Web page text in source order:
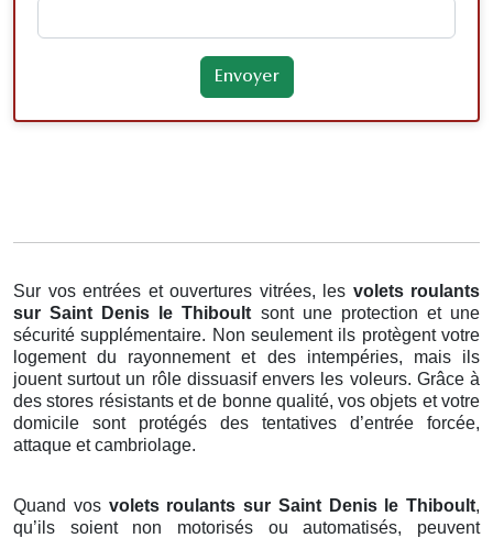
Sur vos entrées et ouvertures vitrées, les volets roulants
sur Saint Denis le Thiboult sont une protection et une
sécurité supplémentaire. Non seulement ils protègent votre
logement du rayonnement et des intempéries, mais ils
jouent surtout un rôle dissuasif envers les voleurs. Grâce à
des stores résistants et de bonne qualité, vos objets et votre
domicile sont protégés des tentatives d’entrée forcée,
attaque et cambriolage.
Quand vos volets roulants sur Saint Denis le Thiboult,
qu’ils soient non motorisés ou automatisés, peuvent